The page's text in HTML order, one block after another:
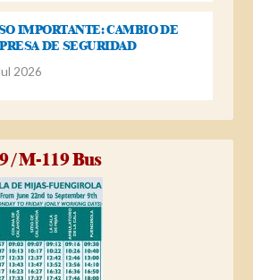
IMPORTANTE: CAMBIO DE
DE SEGURIDAD
2026
/ M-119 Bus